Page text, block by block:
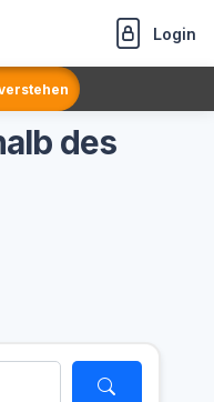
Login
des